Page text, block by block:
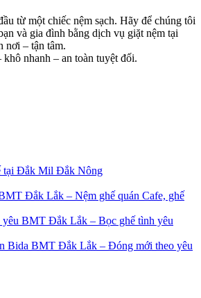
từ một chiếc nệm sạch. Hãy để chúng tôi
và gia đình bằng dịch vụ giặt nệm tại
nơi – tận tâm.
khô nhanh – an toàn tuyệt đối.
tại Đắk Mil Đắk Nông
Đắk Lắk – Nệm ghế quán Cafe, ghế
yêu BMT Đắk Lắk – Bọc ghế tình yêu
Bida BMT Đắk Lắk – Đóng mới theo yêu